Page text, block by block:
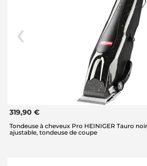
319,90 €
Tondeuse à cheveux Pro HEINIGER Tauro
ajustable, tondeuse de coupe